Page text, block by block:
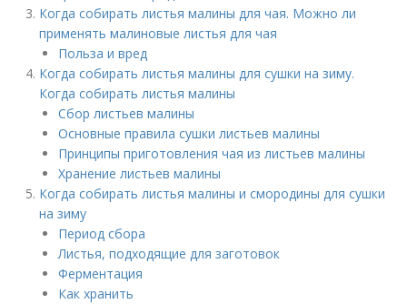
Когда собирать листья малины для чая. Можно ли
применять малиновые листья для чая
Польза и вред
Когда собирать листья малины для сушки на зиму.
Когда собирать листья малины
Сбор листьев малины
Основные правила сушки листьев малины
Принципы приготовления чая из листьев малины
Хранение листьев малины
Когда собирать листья малины и смородины для сушки
на зиму
Период сбора
Листья, подходящие для заготовок
Ферментация
Как хранить